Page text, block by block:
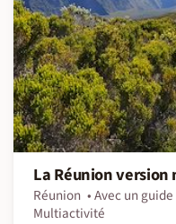
La Réunion version
Réunion
Avec un
Multiactivité